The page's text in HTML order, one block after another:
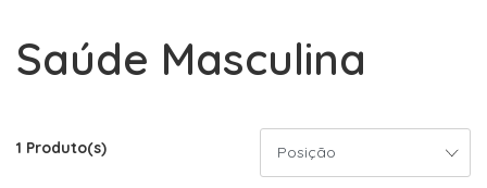
Saúde Masculina
1 Produto(s)